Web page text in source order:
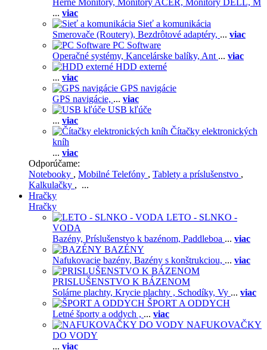
Herné Monitory, Monitory ACER, Monitory DELL, M
... viac
Sieť a komunikácia
Smerovače (Routery), Bezdrôtové adaptéry, ... viac
PC Software
Operačné systémy, Kancelárske balíky, Ant ... viac
HDD externé
... viac
GPS navigácie
GPS navigácie, ... viac
USB kľúče
... viac
Čítačky elektronických
kníh
... viac
Odporúčame:
Notebooky , Mobilné Telefóny , Tablety a príslušenstvo ,
Kalkulačky , ...
Hračky
Hračky
LETO - SLNKO -
VODA
Bazény, Príslušenstvo k bazénom, Paddleboa ... viac
BAZÉNY
Nafukovacie bazény, Bazény s konštrukciou, ... viac
PRISLUŠENSTVO K BÁZENOM
Solárne plachty, Krycie plachty , Schodíky, Vy ... viac
ŠPORT A ODDYCH
Letné športy a oddych , ... viac
NAFUKOVAČKY
DO VODY
... viac